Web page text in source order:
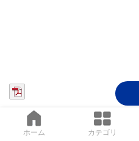
ホーム カテゴリ